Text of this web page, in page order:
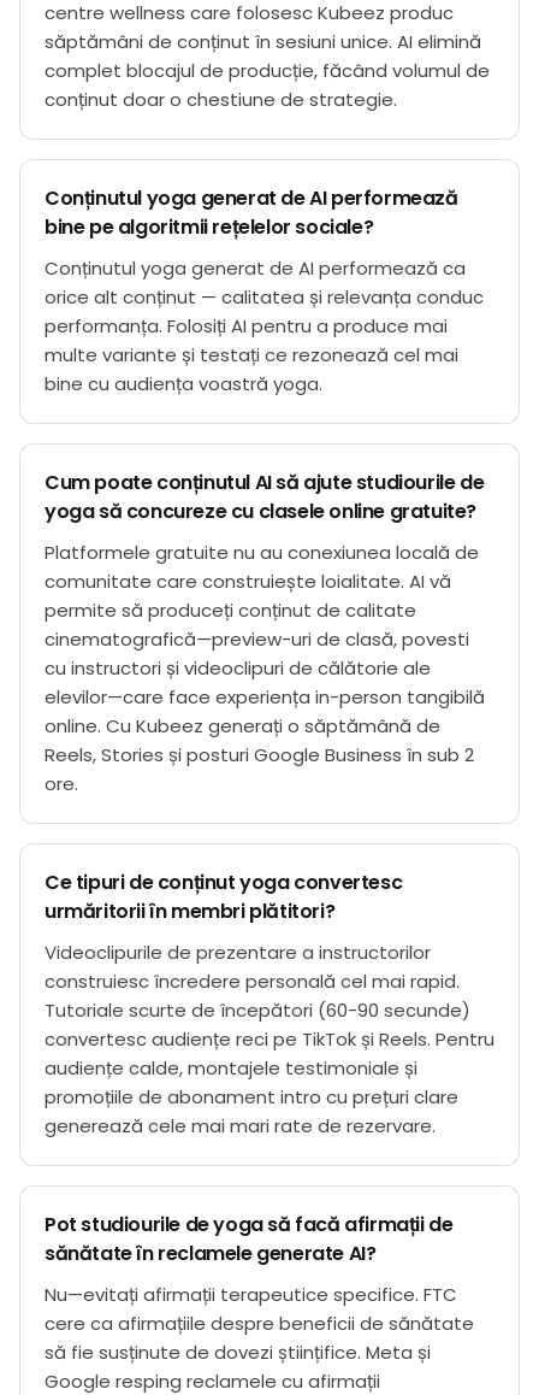
centre wellness care folosesc Kubeez produc
săptămâni de conținut în sesiuni unice. AI elimină
complet blocajul de producție, făcând volumul de
conținut doar o chestiune de strategie.
Conținutul yoga generat de AI performează
bine pe algoritmii rețelelor sociale?
Conținutul yoga generat de AI performează ca
orice alt conținut — calitatea și relevanța conduc
performanța. Folosiți AI pentru a produce mai
multe variante și testați ce rezonează cel mai
bine cu audiența voastră yoga.
Cum poate conținutul AI să ajute studiourile de
yoga să concureze cu clasele online gratuite?
Platformele gratuite nu au conexiunea locală de
comunitate care construiește loialitate. AI vă
permite să produceți conținut de calitate
cinematografică—preview-uri de clasă, povesti
cu instructori și videoclipuri de călătorie ale
elevilor—care face experiența in-person tangibilă
online. Cu Kubeez generați o săptămână de
Reels, Stories și posturi Google Business în sub 2
ore.
Ce tipuri de conținut yoga convertesc
urmăritorii în membri plătitori?
Videoclipurile de prezentare a instructorilor
construiesc încredere personală cel mai rapid.
Tutoriale scurte de începători (60-90 secunde)
convertesc audiențe reci pe TikTok și Reels. Pentru
audiențe calde, montajele testimoniale și
promoțiile de abonament intro cu prețuri clare
generează cele mai mari rate de rezervare.
Pot studiourile de yoga să facă afirmații de
sănătate în reclamele generate AI?
Nu—evitați afirmații terapeutice specifice. FTC
cere ca afirmațiile despre beneficii de sănătate
să fie susținute de dovezi științifice. Meta și
Google resping reclamele cu afirmații